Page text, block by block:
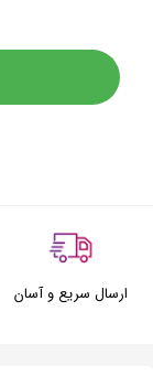
ارسال سریع و آسان